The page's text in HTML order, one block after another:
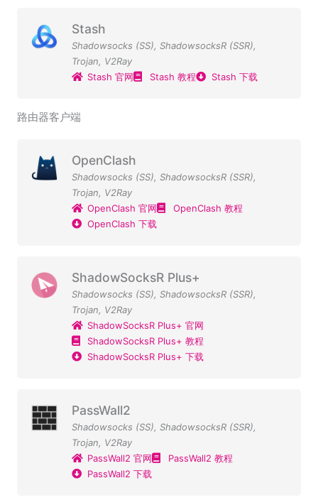
Stash
Shadowsocks (SS), ShadowsocksR (SSR),
Trojan, V2Ray
Stash 官网
Stash 教程 Stash 下载
路由器客户端
OpenClash
Shadowsocks (SS), ShadowsocksR (SSR),
Trojan, V2Ray
OpenClash 官网
OpenClash 教程
OpenClash 下载
ShadowSocksR Plus+
Shadowsocks (SS), ShadowsocksR (SSR),
Trojan, V2Ray
ShadowSocksR Plus+ 官网
ShadowSocksR Plus+ 教程
ShadowSocksR Plus+ 下载
PassWall2
Shadowsocks (SS), ShadowsocksR (SSR),
Trojan, V2Ray
PassWall2 官网
PassWall2 教程
PassWall2 下载